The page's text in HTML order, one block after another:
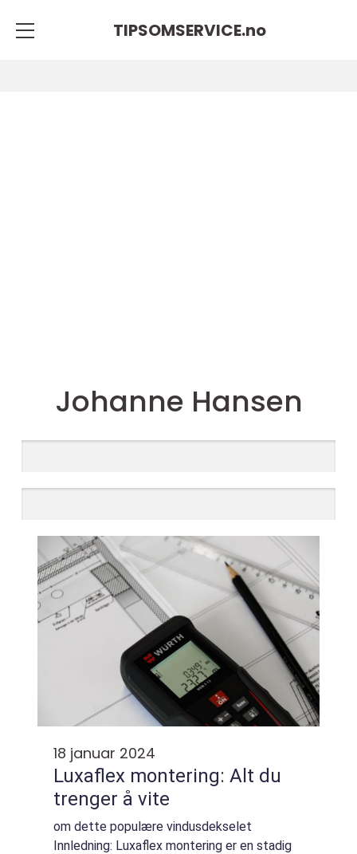
TIPSOMSERVICE.no
Johanne Hansen
18 januar 2024
Luxaflex montering: Alt du
trenger å vite
om dette populære vindusdekselet
Innledning: Luxaflex montering er en stadig